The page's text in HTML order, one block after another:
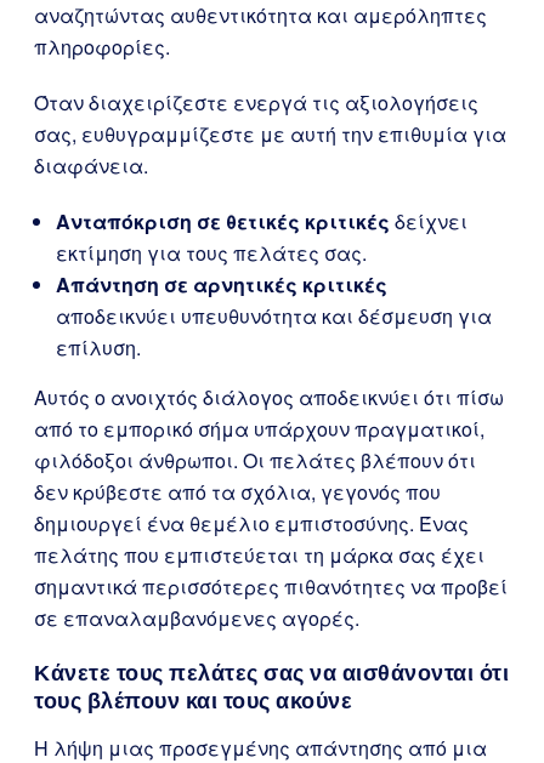
αναζητώντας αυθεντικότητα και αμερόληπτες
πληροφορίες.
Όταν διαχειρίζεστε ενεργά τις αξιολογήσεις
σας, ευθυγραμμίζεστε με αυτή την επιθυμία για
διαφάνεια.
Ανταπόκριση σε θετικές κριτικές δείχνει
εκτίμηση για τους πελάτες σας.
Απάντηση σε αρνητικές κριτικές
αποδεικνύει υπευθυνότητα και δέσμευση για
επίλυση.
Αυτός ο ανοιχτός διάλογος αποδεικνύει ότι πίσω
από το εμπορικό σήμα υπάρχουν πραγματικοί,
φιλόδοξοι άνθρωποι. Οι πελάτες βλέπουν ότι
δεν κρύβεστε από τα σχόλια, γεγονός που
δημιουργεί ένα θεμέλιο εμπιστοσύνης. Ένας
πελάτης που εμπιστεύεται τη μάρκα σας έχει
σημαντικά περισσότερες πιθανότητες να προβεί
σε επαναλαμβανόμενες αγορές.
Κάνετε τους πελάτες σας να αισθάνονται ότι
τους βλέπουν και τους ακούνε
Η λήψη μιας προσεγμένης απάντησης από μια